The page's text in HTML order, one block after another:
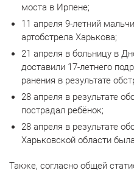
моста в Ирпене;
11 апреля 9-летний
артобстрела Харькова;
21 апреля в больницу в
доставили 17-летнего
ранения в результате
28 апреля в результате
пострадал ребёнок;
28 апреля в результате
Харьковской области
Также, согласно общей